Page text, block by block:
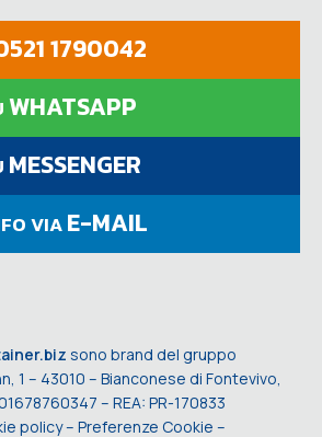
1790042
WHATSAPP
MESSENGER
VIAE-MAIL
sono brand del gruppo
1 – 43010 – Bianconese di Fontevivo,
– REA: PR-170833
policy– Preferenze Cookie –